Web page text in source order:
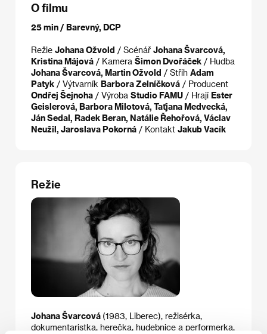
O filmu
25 min / Barevný, DCP
Režie Johana Ožvold / Scénář Johana Švarcová,
Kristina Májová / Kamera Šimon Dvořáček / Hudba
Johana Švarcová, Martin Ožvold / Střih Adam
Patyk / Výtvarník Barbora Zelníčková / Producent
Ondřej Šejnoha / Výroba Studio FAMU / Hrají Ester
Geislerová, Barbora Milotová, Taťjana Medvecká,
Ján Sedal, Radek Beran, Natálie Řehořová, Václav
Neužil, Jaroslava Pokorná / Kontakt Jakub Vacík
Režie
Johana Švarcová (1983, Liberec), režisérka,
dokumentaristka, herečka, hudebnice a performerka,